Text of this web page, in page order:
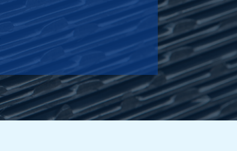
10,308 Selecteer
12,954 Selecteer
3,72 Selecteer
4,542 Selecteer
6,198 Selecteer